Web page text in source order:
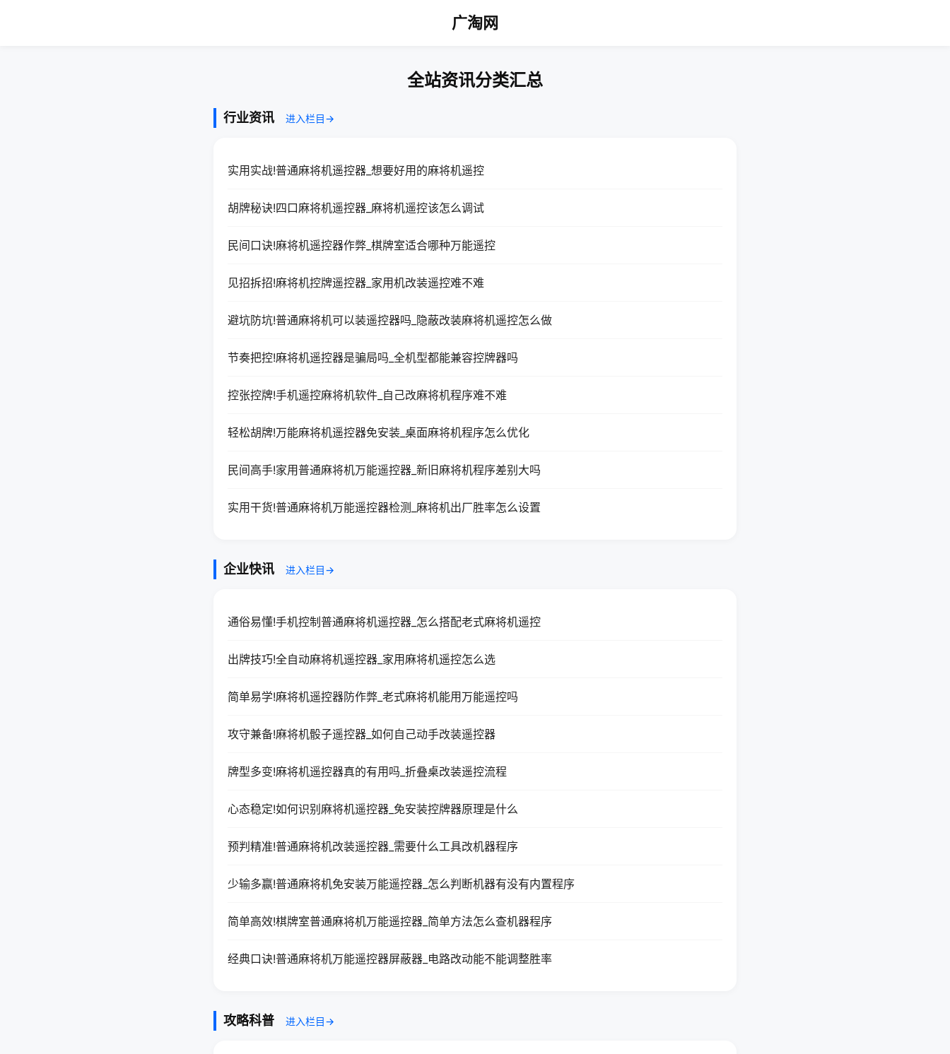
广淘网
全站资讯分类汇总
行业资讯 进入栏目→
实用实战!普通麻将机遥控器_想要好用的麻将机遥控
胡牌秘诀!四口麻将机遥控器_麻将机遥控该怎么调试
民间口诀!麻将机遥控器作弊_棋牌室适合哪种万能遥控
见招拆招!麻将机控牌遥控器_家用机改装遥控难不难
避坑防坑!普通麻将机可以装遥控器吗_隐蔽改装麻将机遥控怎么做
节奏把控!麻将机遥控器是骗局吗_全机型都能兼容控牌器吗
控张控牌!手机遥控麻将机软件_自己改麻将机程序难不难
轻松胡牌!万能麻将机遥控器免安装_桌面麻将机程序怎么优化
民间高手!家用普通麻将机万能遥控器_新旧麻将机程序差别大吗
实用干货!普通麻将机万能遥控器检测_麻将机出厂胜率怎么设置
企业快讯 进入栏目→
通俗易懂!手机控制普通麻将机遥控器_怎么搭配老式麻将机遥控
出牌技巧!全自动麻将机遥控器_家用麻将机遥控怎么选
简单易学!麻将机遥控器防作弊_老式麻将机能用万能遥控吗
攻守兼备!麻将机骰子遥控器_如何自己动手改装遥控器
牌型多变!麻将机遥控器真的有用吗_折叠桌改装遥控流程
心态稳定!如何识别麻将机遥控器_免安装控牌器原理是什么
预判精准!普通麻将机改装遥控器_需要什么工具改机器程序
少输多赢!普通麻将机免安装万能遥控器_怎么判断机器有没有内置程序
简单高效!棋牌室普通麻将机万能遥控器_简单方法怎么查机器程序
经典口诀!普通麻将机万能遥控器屏蔽器_电路改动能不能调整胜率
攻略科普 进入栏目→